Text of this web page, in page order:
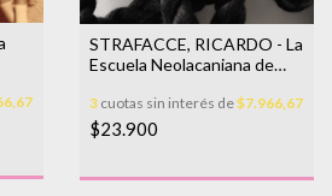
STRAFACCE, RICARDO - La
Escuela Neolacaniana de
3 cuotas sin interés de$7.966,67
$23.900